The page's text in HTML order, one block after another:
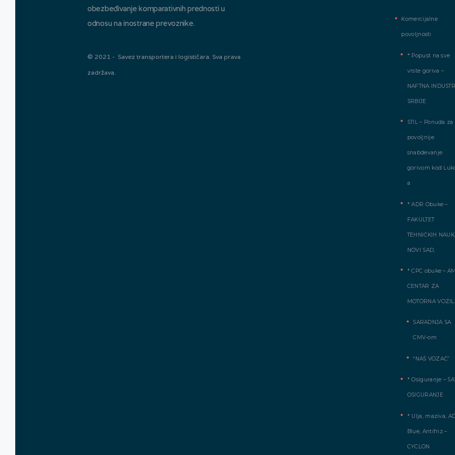
obezbeđivanje komparativnih prednosti u
odnosu na inostrane prevoznike.
© 2021 - Savez transportera i logističara. Sva prava
zadržava.
Komercijalne
povoljnosti
* Popust na sve
vrste goriva –
NAFTNA
SRBIJE
STIL – Ponuda za
povoljnije
snabdevanje
gorivom kod
a
* ADR Obuke –
FAKULTET
TEHNIČKIH
NOVI SAD,
* CPC obuke –
CENTAR ZA
MOTORNA
SARADNJA SA
CMV-om
“NAŠ VOZAČ”
* Osiguranje –
OSIGURANJE
* Ulja, maziva,
Blue, Antifriz –
CYCLON